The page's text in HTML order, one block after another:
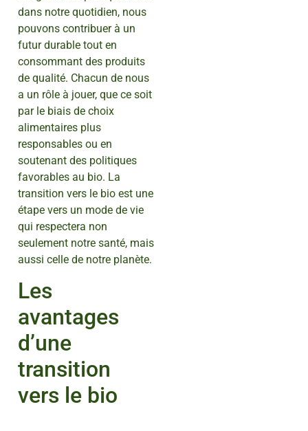
dans notre quotidien, nous
pouvons contribuer à un
futur durable tout en
consommant des produits
de qualité. Chacun de nous
a un rôle à jouer, que ce soit
par le biais de choix
alimentaires plus
responsables ou en
soutenant des politiques
favorables au bio. La
transition vers le bio est une
étape vers un mode de vie
qui respectera non
seulement notre santé, mais
aussi celle de notre planète.
Les
avantages
d’une
transition
vers le bio